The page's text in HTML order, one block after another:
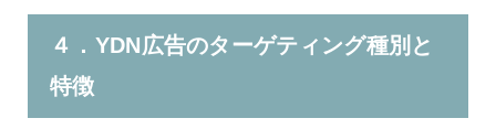
４．YDN広告のターゲティング種別と
特徴